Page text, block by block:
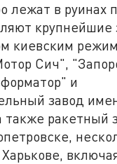
лежат в руинах
крупнейшие
киевским
Сич",
и
завод
ракетный